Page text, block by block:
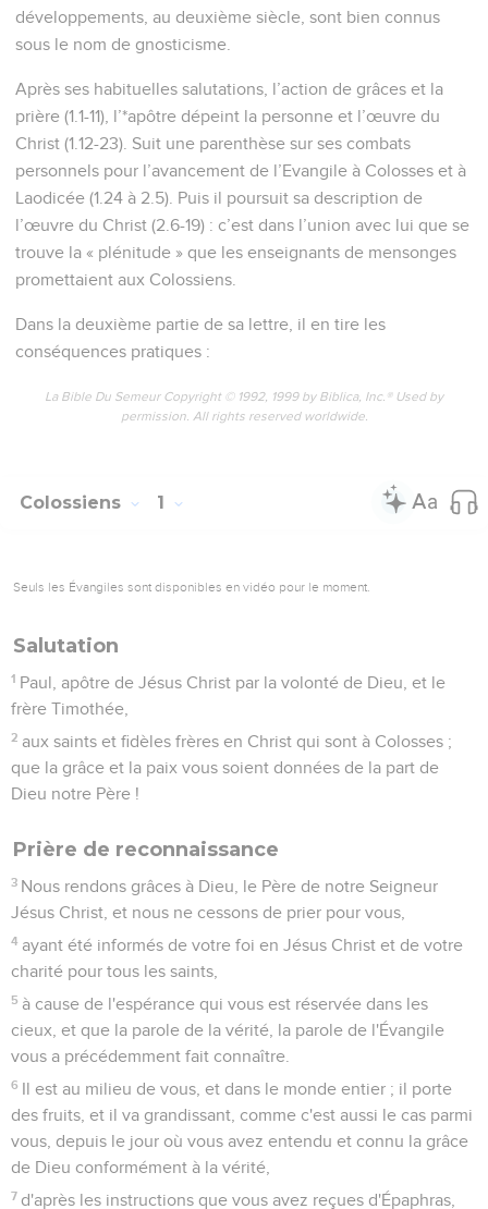
développements, au deuxième siècle, sont bien connus
sous le nom de gnosticisme.
Après ses habituelles salutations, l’action de grâces et la
prière (1.1-11), l’*apôtre dépeint la personne et l’œuvre du
Christ (1.12-23). Suit une parenthèse sur ses combats
personnels pour l’avancement de l’Evangile à Colosses et à
Laodicée (1.24 à 2.5). Puis il poursuit sa description de
l’œuvre du Christ (2.6-19) : c’est dans l’union avec lui que se
trouve la « plénitude » que les enseignants de mensonges
promettaient aux Colossiens.
Dans la deuxième partie de sa lettre, il en tire les
conséquences pratiques :
La Bible Du Semeur Copyright © 1992, 1999 by Biblica, Inc.® Used by
permission. All rights reserved worldwide.
Colossiens 1
Seuls les Évangiles sont disponibles en vidéo pour le moment.
Salutation
1 Paul, apôtre de Jésus Christ par la volonté de Dieu, et le
frère Timothée,
2 aux saints et fidèles frères en Christ qui sont à Colosses ;
que la grâce et la paix vous soient données de la part de
Dieu notre Père !
Prière de reconnaissance
3 Nous rendons grâces à Dieu, le Père de notre Seigneur
Jésus Christ, et nous ne cessons de prier pour vous,
4 ayant été informés de votre foi en Jésus Christ et de votre
charité pour tous les saints,
5 à cause de l'espérance qui vous est réservée dans les
cieux, et que la parole de la vérité, la parole de l'Évangile
vous a précédemment fait connaître.
6 Il est au milieu de vous, et dans le monde entier ; il porte
des fruits, et il va grandissant, comme c'est aussi le cas parmi
vous, depuis le jour où vous avez entendu et connu la grâce
de Dieu conformément à la vérité,
7 d'après les instructions que vous avez reçues d'Épaphras,